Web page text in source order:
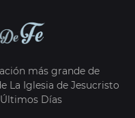
más grande de
La Iglesia de Jesucristo
Días